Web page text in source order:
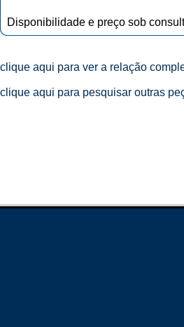
Disponibilidade e preço sob
clique aqui para ver a relação
clique aqui para pesquisar outras